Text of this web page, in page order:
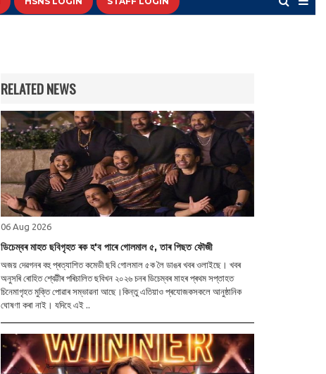
RELATED NEWS
06 Aug 2026
ডিচেম্বৰ মাহত ছবিগৃহত ৰক হ'ব পাৰে গোলমাল ৫, তাৰ পিছত ফৌজী
অজয় দেৱগনৰ বহু প্ৰত্যাশিত কমেডী ছবি গোলমাল ৫ক লৈ ডাঙৰ খবৰ ওলাইছে। খবৰ
অনুসৰি ৰোহিত শ্বেট্টীৰ পৰিচালিত ছবিখন ২০২৬ চনৰ ডিচেম্বৰ মাহৰ প্ৰথম সপ্তাহত
চিনেমাগৃহত মুক্তি পোৱাৰ সম্ভাৱনা আছে।কিন্তু এতিয়াও প্ৰযোজকসকলে আনুষ্ঠানিক
ঘোষণা কৰা নাই। যদিহে এই ..